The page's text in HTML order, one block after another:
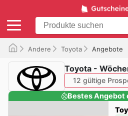
Andere Toyota Angebote
Toyota -
12 gültige
Bestes Angebot